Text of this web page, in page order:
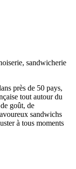
sandwicherie
près de 50 pays,
tout autour du
goût, de
sandwichs
à tous moments